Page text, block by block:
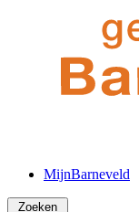
MijnBarneveld
Zoeken